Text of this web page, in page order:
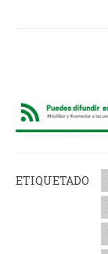
ETIQUETADO